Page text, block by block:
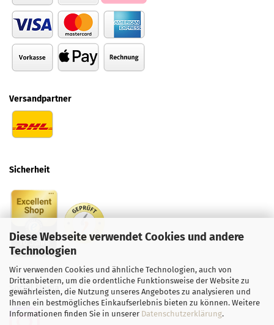
Diese Webseite verwendet Cookies und andere
Technologien
Wir verwenden Cookies und ähnliche Technologien, auch von
Drittanbietern, um die ordentliche Funktionsweise der Website zu
gewährleisten, die Nutzung unseres Angebotes zu analysieren und
Ihnen ein bestmögliches Einkaufserlebnis bieten zu können. Weitere
Informationen finden Sie in unserer Datenschutzerklärung.
Versandpartner
Sicherheit
Social Media